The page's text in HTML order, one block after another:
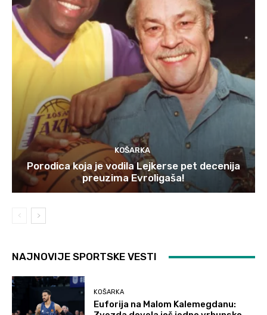
KOŠARKA
Porodica koja je vodila Lejkerse pet decenija
preuzima Evroligaša!
NAJNOVIJE SPORTSKE VESTI
KOŠARKA
Euforija na Malom Kalemegdanu: